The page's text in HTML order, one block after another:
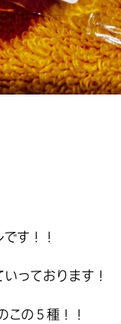
す！！
っております！
この５種！！